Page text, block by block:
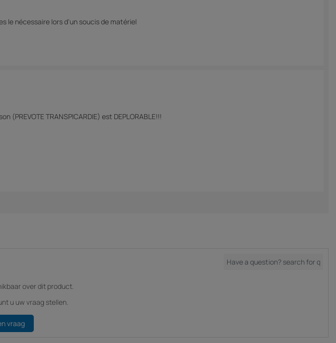
le nécessaire lors d'un soucis de matériel
TRANSPICARDIE) est DEPLORABLE!!!
over dit product.
u uw vraag stellen.
vraag